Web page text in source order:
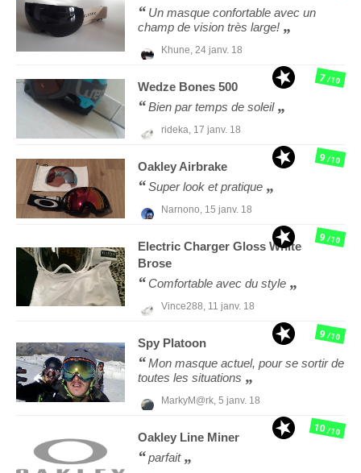
Un masque confortable avec un
champ de vision très large!
Khune, 24 janv. 18
Wedze Bones 500
Bien par temps de soleil
rideka, 17 janv. 18
7/10
Oakley Airbrake
Super look et pratique
Narnono, 15 janv. 18
9/10
Electric Charger Gloss White
Brose
Comfortable avec du style
Vince288, 11 janv. 18
9/10
Spy Platoon
Mon masque actuel, pour se sortir de
toutes les situations
MarkyM@rk, 5 janv. 18
9/10
Oakley Line Miner
parfait
10/10